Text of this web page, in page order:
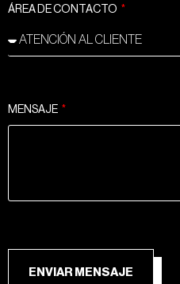
ÁREA DE CONTACTO
MENSAJE
ENVIAR MENSAJE